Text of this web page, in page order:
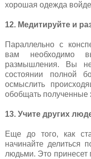
хорошая одежда
12. Медитируйте и
Параллельно с
вам необходимо
размышления. Вы
состоянии полной
осмыслить
обобщать полученные
13. Учите других
Еще до того, как
начинайте делиться
людьми. Это принесет